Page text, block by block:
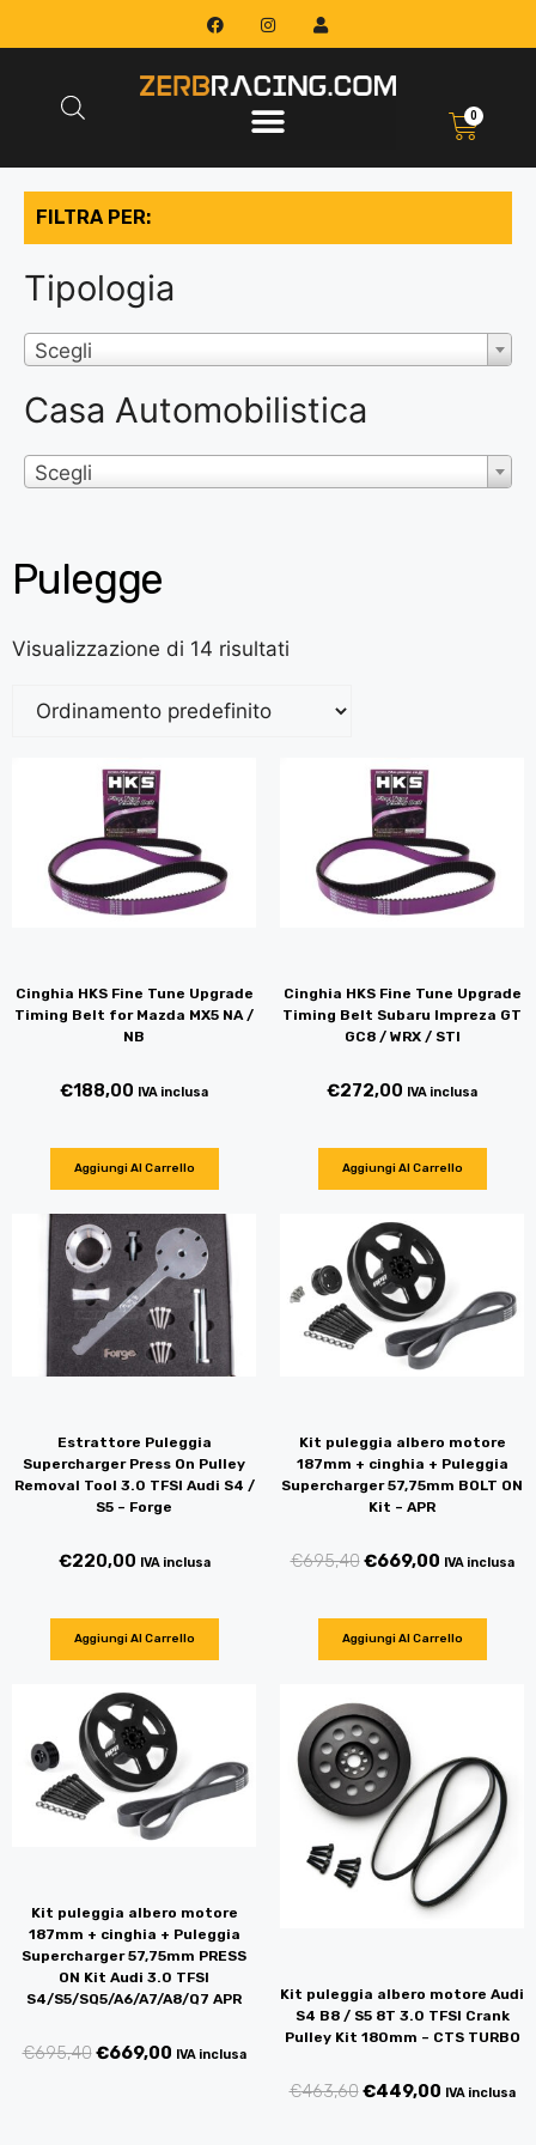
0
FILTRA PER:
Tipologia
Scegli
Casa Automobilistica
Scegli
Pulegge
Visualizzazione di 14 risultati
Cinghia HKS Fine Tune Upgrade
Timing Belt for Mazda MX5 NA /
NB
€188,00 IVA inclusa
Aggiungi Al Carrello
Cinghia HKS Fine Tune Upgrade
Timing Belt Subaru Impreza GT
GC8 / WRX / STI
€272,00 IVA inclusa
Aggiungi Al Carrello
Estrattore Puleggia
Supercharger Press On Pulley
Removal Tool 3.0 TFSI Audi S4 /
S5 – Forge
€220,00 IVA inclusa
Aggiungi Al Carrello
Kit puleggia albero motore
187mm + cinghia + Puleggia
Supercharger 57,75mm BOLT ON
Kit – APR
€695,40€669,00 IVA inclusa
Aggiungi Al Carrello
Kit puleggia albero motore
187mm + cinghia + Puleggia
Supercharger 57,75mm PRESS
ON Kit Audi 3.0 TFSI
S4/S5/SQ5/A6/A7/A8/Q7 APR
€695,40€669,00 IVA inclusa
Kit puleggia albero motore Audi
S4 B8 / S5 8T 3.0 TFSI Crank
Pulley Kit 180mm – CTS TURBO
€463,60€449,00 IVA inclusa